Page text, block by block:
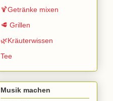
🍹Getränke mixen
🥩 Grillen
🌿Kräuterwissen
Tee
Musik machen